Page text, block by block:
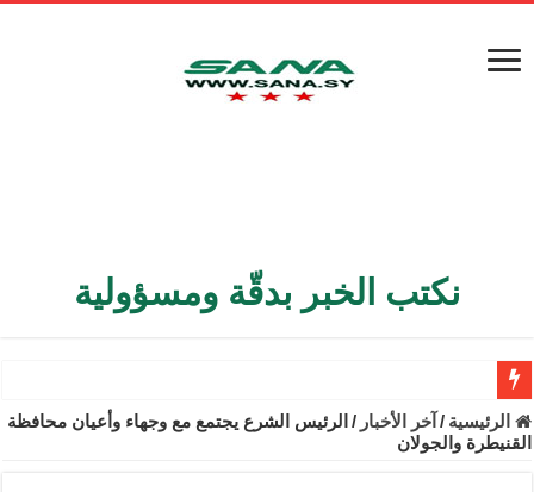
نكتب الخبر بدقّة ومسؤولية
الأمن الداخلي يعثر على مقبرة جماعية في ريف اللاذقية تضم 9 جثامين
الوزير الشيباني يبحث في باريس تعزيز الاستقرار في سوريا
الرئيسية / آخر الأخبار / الرئيس الشرع يجتمع مع وجهاء وأعيان محافظة
القنيطرة والجولان